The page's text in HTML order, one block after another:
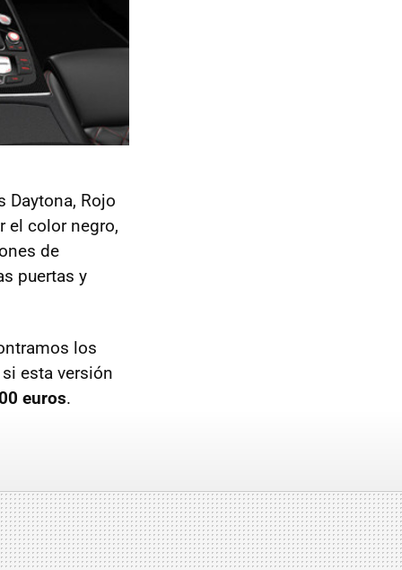
Daytona, Rojo
el color negro,
de
puertas y
los
esta versión
euros.